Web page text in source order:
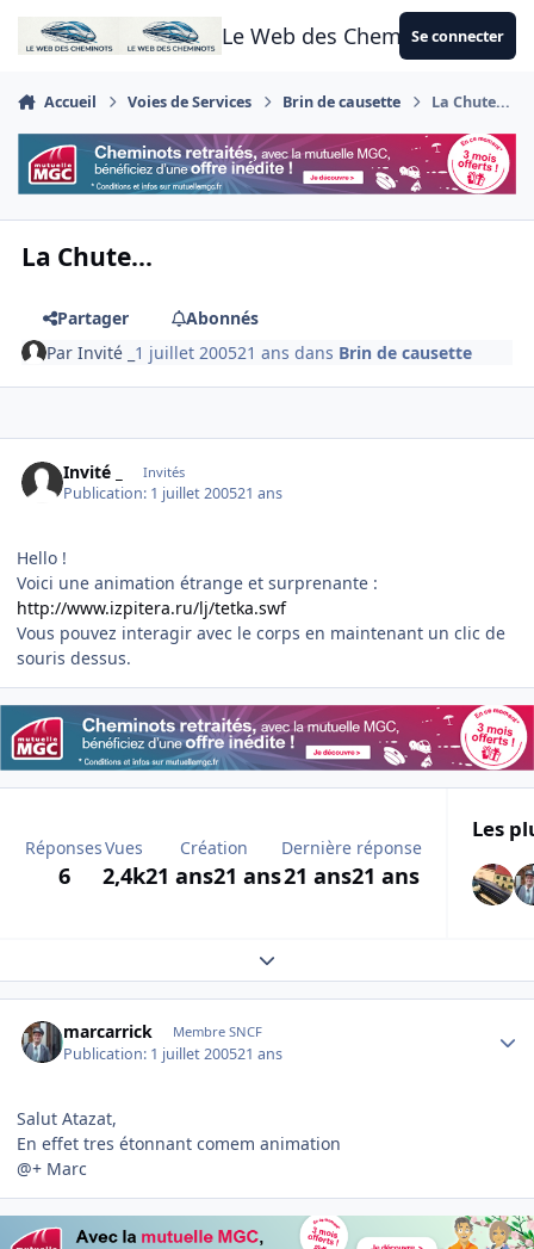
Aller au contenu
Le Web des CheminotsSe connecter
Accueil Voies de Services Brin de causette La Chute...
La Chute...
Partager
Abonnés
ParInvité _ 1 juillet 200521 ans dans Brin de causette
Invité _ Invités
Publication: 1 juillet 200521 ans
Hello !
Voici une animation étrange et surprenante :
http://www.izpitera.ru/lj/tetka.swf
Vous pouvez interagir avec le corps en maintenant un clic de
souris dessus.
Réponses
6
Vues
2,4k
Création
21 ans21 ans
Dernière réponse
21 ans21 ans
Les
Expand topic overview
marcarrick Membre SNCF
Publication: 1 juillet 200521 ans
Salut Atazat,
En effet tres étonnant comem animation
@+ Marc